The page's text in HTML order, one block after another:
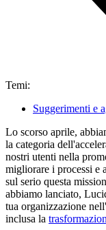
Temi:
Suggerimenti e
Lo scorso aprile,
la categoria
nostri utenti nella
migliorare i processi e
sul serio questa
abbiamo lanciato,
tua organizzazione
inclusa la